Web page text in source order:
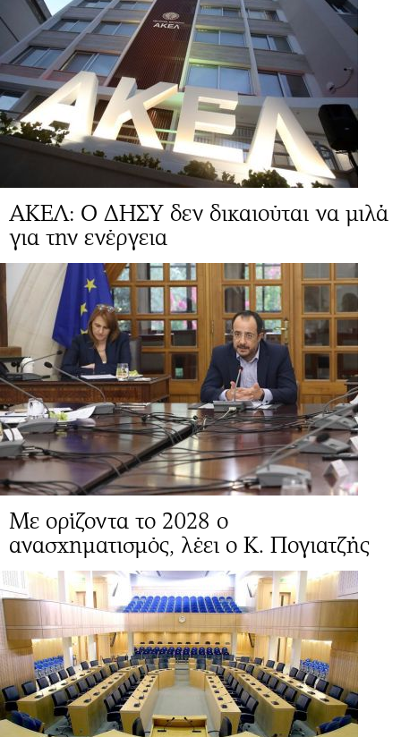
ΑΚΕΛ: Ο ΔΗΣΥ δεν δικαιούται να μιλά
για την ενέργεια
Mε ορίζοντα το 2028 ο
ανασχηματισμός, λέει ο Κ. Πογιατζής